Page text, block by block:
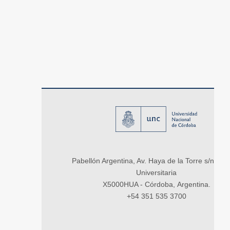
Pabellón Argentina, Av. Haya de la Torre s/n,
Universitaria
X5000HUA - Córdoba, Argentina.
+54 351 535 3700